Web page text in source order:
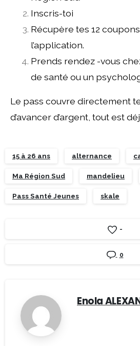
Inscris-toi
Récupère tes 12
l’application.
Prends rendez -vous
de santé ou un
Le pass couvre directement
d’avancer d’argent, tout est
15 à 26 ans alternance
Ma Région Sud mandelieu
Pass Santé Jeunes skale
-
0
Enola